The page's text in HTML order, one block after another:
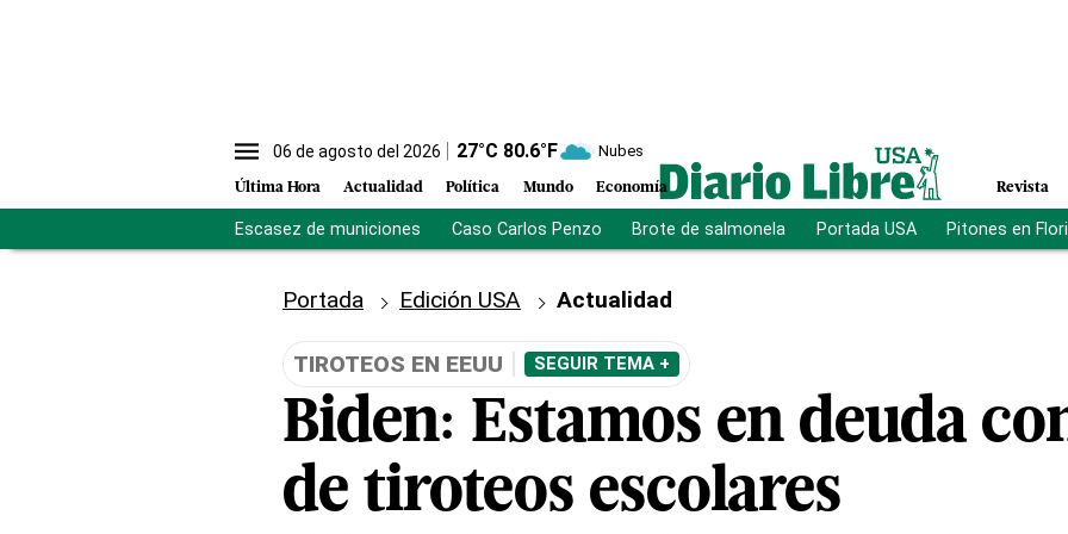
06 de agosto del 2026 27°C 80.6°F Nubes
Última Hora Actualidad Política Mundo Economía Revista
Escasez de municiones Caso Carlos Penzo Brote de salmonela Portada USA Pitones en
Portada Edición USA Actualidad
TIROTEOS EN EEUU SEGUIR TEMA +
Biden: Estamos en deuda
de tiroteos escolares